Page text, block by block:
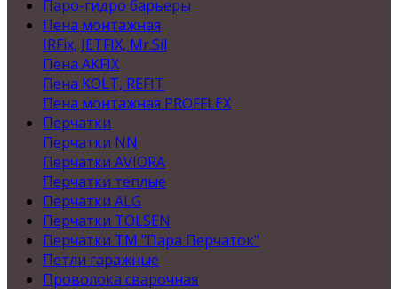
Паро-гидро барьеры
Пена монтажная
IRFix, JETFIX, Mr.Sil
Пена AKFIX
Пена KOLT, REFIT
Пена монтажная PROFFLEX
Перчатки
Перчатки NN
Перчатки AVIORA
Перчатки теплые
Перчатки ALG
Перчатки TOLSEN
Перчатки ТМ "Пара Перчаток"
Петли гаражные
Проволока сварочная